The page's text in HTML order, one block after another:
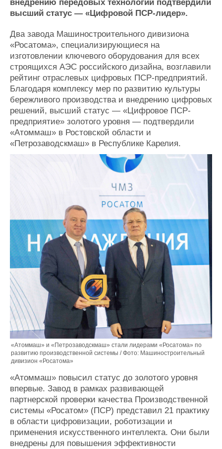
Журнал
Конференции
Выставки и семинары
Личности
Словарь
Флот
Галерея флота
Форум
Отзывы
Все службы
внедрению передовых технологий подтвердили
высший статус — «Цифровой ПСР-лидер».
Два завода Машиностроительного дивизиона
«Росатома», специализирующиеся на
изготовлении ключевого оборудования для всех
строящихся АЭС российского дизайна, возглавили
рейтинг отраслевых цифровых ПСР-предприятий.
Благодаря комплексу мер по развитию культуры
бережливого производства и внедрению цифровых
решений, высший статус — «Цифровое ПСР-
предприятие» золотого уровня — подтвердили
«Атоммаш» в Ростовской области и
«Петрозаводскмаш» в Республике Карелия.
«Атоммаш» и «Петрозаводскмаш» стали лидерами «Росатома» по
развитию производственной системы / Фото: Машиностроительный
дивизион «Росатома»
«Атоммаш» повысил статус до золотого уровня
впервые. Завод в рамках развивающей
партнерской проверки качества Производственной
системы «Росатом» (ПСР) представил 21 практику
в области цифровизации, роботизации и
применения искусственного интеллекта. Они были
внедрены для повышения эффективности